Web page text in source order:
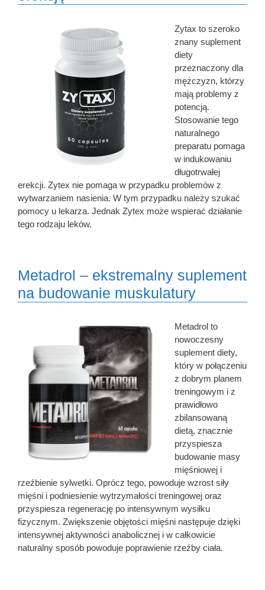
Zytax to szeroko
znany suplement
diety
przeznaczony dla
mężczyzn, którzy
mają problemy z
potencją.
Stosowanie tego
naturalnego
preparatu pomaga
w indukowaniu
długotrwałej
erekcji. Zytex nie pomaga w przypadku problemów z
wytwarzaniem nasienia. W tym przypadku należy szukać
pomocy u lekarza. Jednak Zytex może wspierać działanie
tego rodzaju leków.
Metadrol – ekstremalny suplement
na budowanie muskulatury
Metadrol to
nowoczesny
suplement diety,
który w połączeniu
z dobrym planem
treningowym i z
prawidłowo
zbilansowaną
dietą, znacznie
przyspiesza
budowanie masy
mięśniowej i
rzeźbienie sylwetki. Oprócz tego, powoduje wzrost siły
mięśni i podniesienie wytrzymałości treningowej oraz
przyspiesza regenerację po intensywnym wysiłku
fizycznym. Zwiększenie objętości mięśni następuje dzięki
intensywnej aktywności anabolicznej i w całkowicie
naturalny sposób powoduje poprawienie rzeźby ciała.